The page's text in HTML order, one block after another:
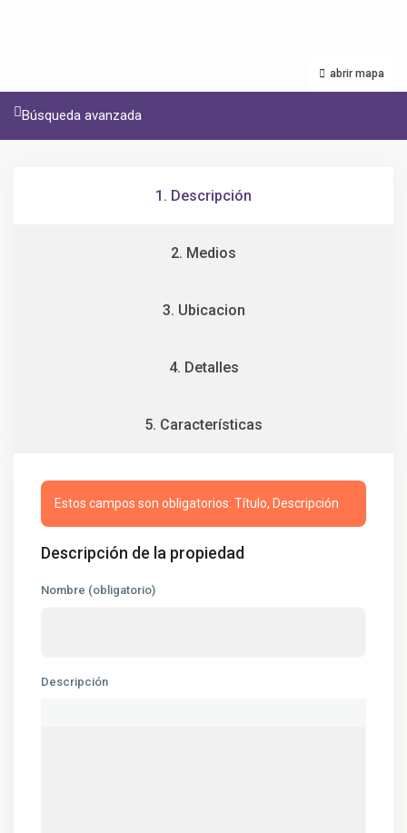
abrir mapa
Búsqueda avanzada
1. Descripción
2. Medios
3. Ubicacion
4. Detalles
5. Características
Estos campos son obligatorios: Título, Descripción
Descripción de la propiedad
Nombre (obligatorio)
Descripción